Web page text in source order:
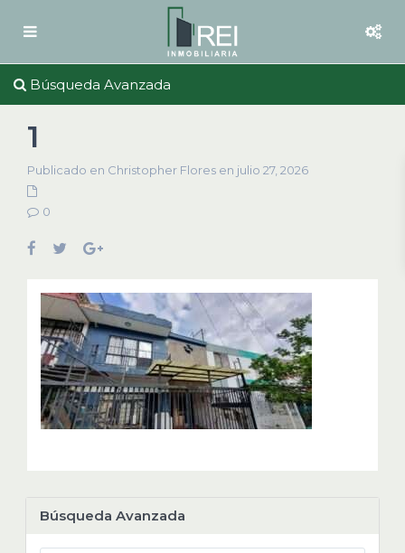
Búsqueda Avanzada
1
Publicado en Christopher Flores en julio 27, 2026
0
Búsqueda Avanzada